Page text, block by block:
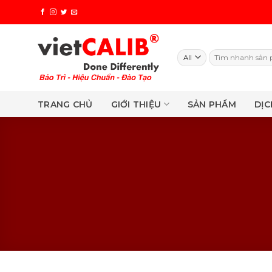
content
Search
for:
TRANG CHỦ GIỚI THIỆU SẢN PHẨM